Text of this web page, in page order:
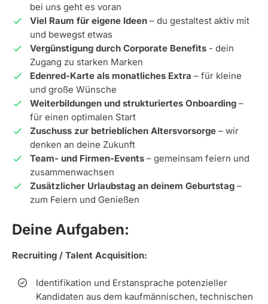
bei uns geht es voran
Viel Raum für eigene Ideen – du gestaltest aktiv mit
und bewegst etwas
Vergünstigung durch Corporate Benefits - dein
Zugang zu starken Marken
Edenred-Karte als monatliches Extra – für kleine
und große Wünsche
Weiterbildungen und strukturiertes Onboarding –
für einen optimalen Start
Zuschuss zur betrieblichen Altersvorsorge – wir
denken an deine Zukunft
Team- und Firmen-Events – gemeinsam feiern und
zusammenwachsen
Zusätzlicher Urlaubstag an deinem Geburtstag –
zum Feiern und Genießen
Deine Aufgaben:
Recruiting / Talent Acquisition:
Identifikation und Erstansprache potenzieller
Kandidaten aus dem kaufmännischen, technischen